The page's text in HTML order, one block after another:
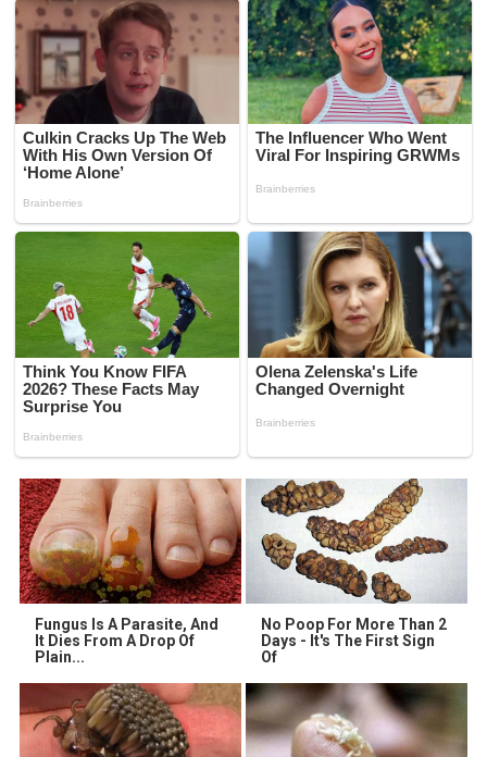
Fungus Is A Parasite, And
It Dies From A Drop Of
Plain...
No Poop For More Than 2
Days - It's The First Sign
Of